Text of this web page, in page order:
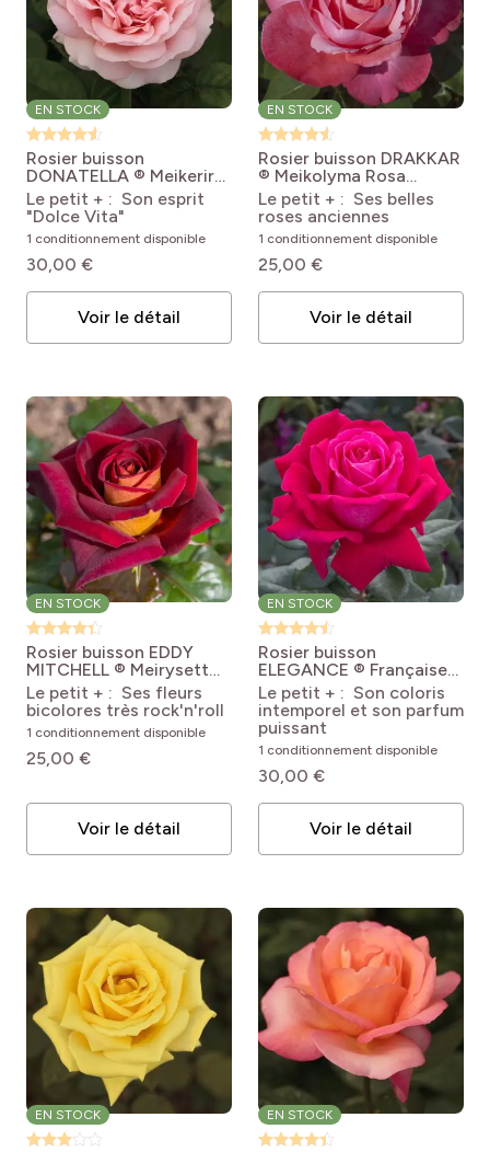
EN STOCK
Rosier buisson
DONATELLA ® Meikerira
Rosa 'Meikerira'
DONATELLA®
Le petit + : Son esprit
"Dolce Vita"
1 conditionnement disponible
30,00 €
Voir le détail
EN STOCK
Rosier buisson DRAKKAR
® Meikolyma Rosa
'Meikolyma' DRAKKAR®
Le petit + : Ses belles
roses anciennes
1 conditionnement disponible
25,00 €
Voir le détail
EN STOCK
Rosier buisson EDDY
MITCHELL ® Meirysett
Rosa Eddy Mitchell®
'Meirysett'
Le petit + : Ses fleurs
bicolores très rock'n'roll
1 conditionnement disponible
25,00 €
Voir le détail
EN STOCK
Rosier buisson
ELEGANCE ® Française
Meithatie Rosa Elégance
Française® 'Meithatie'
Le petit + : Son coloris
intemporel et son parfum
puissant
1 conditionnement disponible
30,00 €
Voir le détail
EN STOCK EN STOCK